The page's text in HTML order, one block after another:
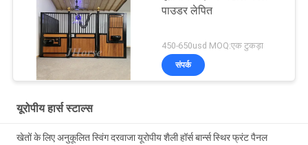
पाउडर लेपित
450-650usd MOQ:एक टुकड़ा
संपर्क
यूरोपीय हार्स स्टाल्स
खेतों के लिए अनुकूलित स्विंग दरवाजा यूरोपीय शैली हॉर्स बार्न्स स्थिर फ्रंट पैनल